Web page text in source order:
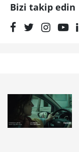
Bizi takip edin